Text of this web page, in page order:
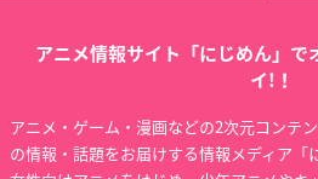
アニメ情報サイト「にじめん」で
イ!！
アニメ・ゲーム・漫画などの2次元コンテ
の情報・話題をお届けする情報メディア「